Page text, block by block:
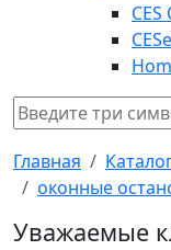
CES
Главная
оконные
Уважаемые